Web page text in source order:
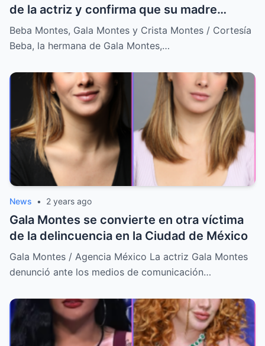
de la actriz y confirma que su madre
quiere dañarla
Beba Montes, Gala Montes y Crista Montes / Cortesía
Beba, la hermana de Gala Montes,…
News • 2 years ago
Gala Montes se convierte en otra víctima
de la delincuencia en la Ciudad de México
Gala Montes / Agencia México La actriz Gala Montes
denunció ante los medios de comunicación…